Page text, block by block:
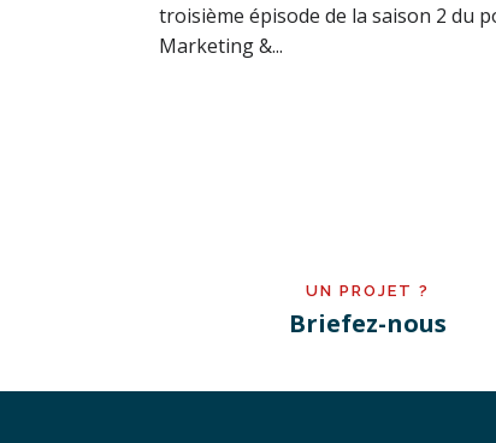
troisième épisode de la saison 2 du
Marketing &...
UN PROJET ?
Briefez-nous